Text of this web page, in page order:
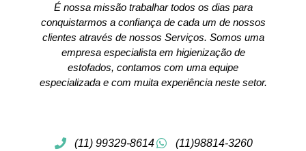
É nossa missão trabalhar todos os dias para
conquistarmos a confiança de cada um de nossos
clientes através de nossos Serviços. Somos uma
empresa especialista em higienização de
estofados, contamos com uma equipe
especializada e com muita experiência neste setor.
(11) 99329-8614
(11)98814-3260